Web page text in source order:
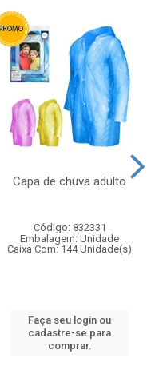
Capa de chuva adulto
Código: 832331
Embalagem: Unidade
Caixa Com: 144 Unidade(s)
Faça seu login ou
cadastre-se para
comprar.